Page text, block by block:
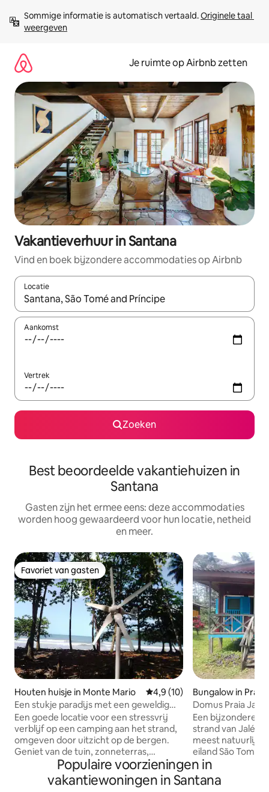
direct
naar
Sommige informatie is automatisch vertaald. Originele taal
weergeven
Je ruimte op Airbnb zetten
Vakantieverhuur in Santana
Vind en boek bijzondere accommodaties op Airbnb
Locatie
Wanneer er suggesties beschikbaar zijn, maak je een keuze
Aankomst
Vertrek
Zoeken
Best beoordeelde vakantiehuizen in
Santana
Gasten zijn het ermee eens: deze accommodaties
worden hoog gewaardeerd voor hun locatie, netheid
en meer.
Favoriet van gasten
Favoriet van gasten
Houten huisje in Monte Mario Gemiddelde beoordeling van
4,9 (10)
Een stukje paradijs met een geweldig
strand.
Een goede locatie voor een stressvrij
verblijf op een camping aan het strand,
omgeven door uitzicht op de bergen.
Geniet van de tuin, zonneterras,
buitenspeelgoed, barbecue, bar en
andere faciliteiten zoals picknickplaats,
parkeergelegenheid op het terrein en
Bungalow in Praia
Domus Praia Jalé
Een bijzondere
strand van Jalé,
meest
eiland São Tomé.
blinken uit in
strand, en
golven als
Populaire voorzieningen in
vakantiewoningen in Santana